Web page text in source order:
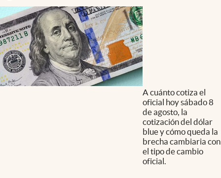
A cuánto cotiza el
oficial hoy sábado 8
de agosto, la
cotización del dólar
blue y cómo queda la
brecha cambiaria con
el tipo de cambio
oficial.